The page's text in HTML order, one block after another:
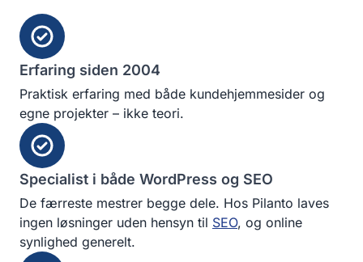
Erfaring siden 2004
Praktisk erfaring med både kundehjemmesider og
egne projekter – ikke teori.
Specialist i både WordPress og SEO
De færreste mestrer begge dele. Hos Pilanto laves
ingen løsninger uden hensyn til SEO, og online
synlighed generelt.